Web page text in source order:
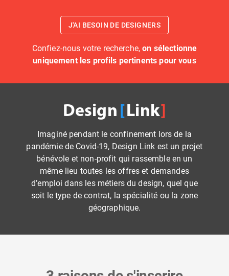
J'AI BESOIN DE DESIGNERS
Confiez-nous votre recherche,on sélectionne
uniquement les profils pertinents pour vous
Design Link
Imaginé pendant le confinement lors de la
pandémie de Covid-19, Design Link est un projet
bénévole et non-profit qui rassemble en un
même lieu toutes les offres et demandes
d’emploi dans les métiers du design, quel que
soit le type de contrat, la spécialité ou la zone
géographique.